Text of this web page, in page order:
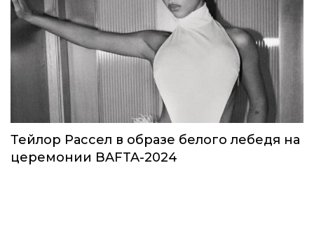
Тейлор Рассел в образе белого лебедя на
церемонии BAFTA-2024